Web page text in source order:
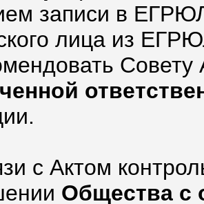
записи в
лица из
Совету
с Актом
Общества с